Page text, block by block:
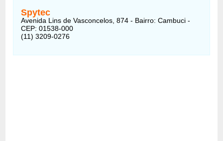
Spytec
Avenida Lins de Vasconcelos, 874 - Bairro: Cambuci -
CEP: 01538-000
(11) 3209-0276